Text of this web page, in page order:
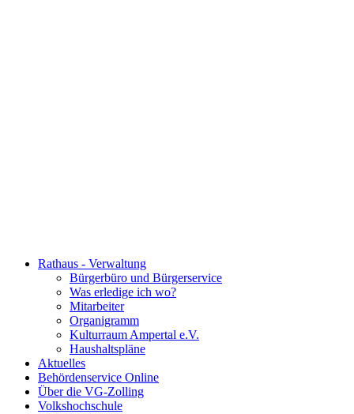
Rathaus - Verwaltung
Bürgerbüro und Bürgerservice
Was erledige ich wo?
Mitarbeiter
Organigramm
Kulturraum Ampertal e.V.
Haushaltspläne
Aktuelles
Behördenservice Online
Über die VG-Zolling
Volkshochschule